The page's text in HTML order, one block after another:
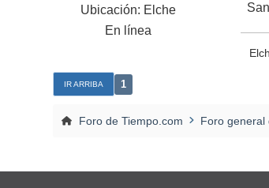
Ubicación: Elche
En línea
IR ARRIBA 1
Foro de Tiempo.com Foro general